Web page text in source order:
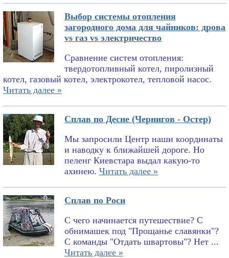
Выбор системы отопления
загородного дома для чайников: дрова
vs газ vs электричество
Сравнение систем отопления:
твердотопливный котел, пиролизный
котел, газовый котел, электрокотел, тепловой насос.
Читать далее »
Сплав по Десне (Чернигов - Остер)
Мы запросили Центр наши координаты
и наводку к ближайшей дороге. Но
пеленг Киевстара выдал какую-то
ахинею. Читать далее »
Сплав по Роси
С чего начинается путешествие? С
обнимашек под "Прощанье славянки"?
С команды "Отдать швартовы"? Нет ...
Читать далее »